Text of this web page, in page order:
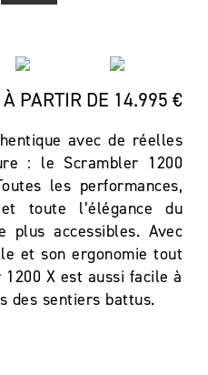
PARTIR DE 14.995 €
avec de réelles
: le Scrambler 1200
les performances,
toute l’élégance du
plus accessibles. Avec
et son ergonomie tout
X est aussi facile à
des sentiers battus.